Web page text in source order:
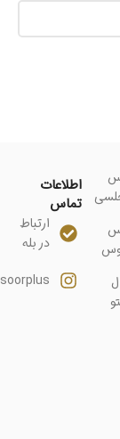
اطلاعات
تماس
ارتباط
در بله
soorplus@